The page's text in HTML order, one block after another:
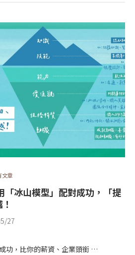
文章
「冰山模型」配對成功，「提
27
功，比你的薪資、企業頭銜 …